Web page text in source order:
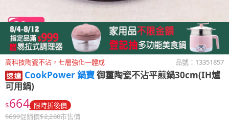
高科技陶瓷不沾，七層強化一體成 品號： 13351857
CookPower 鍋寶御璽陶瓷不沾平煎鍋30cm(IH爐
可用鍋)
$664 限時折後價
$699促銷價$2,280市售價